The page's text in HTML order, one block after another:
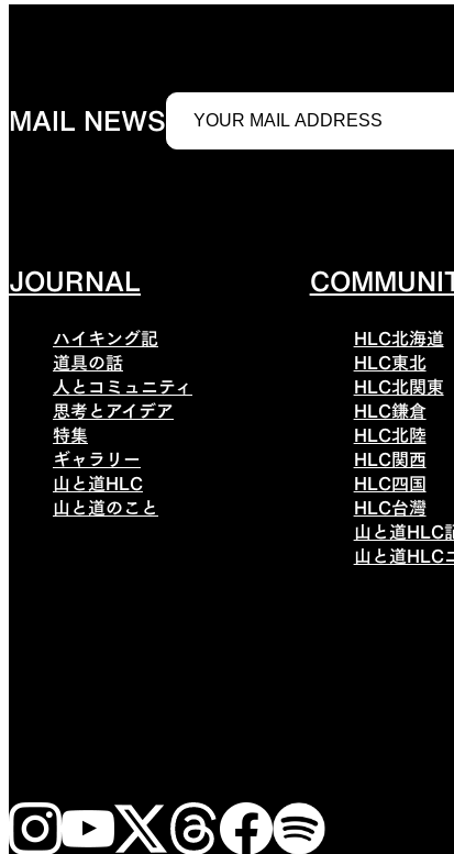
MAIL NEWS
JOURNAL
ハイキング記
道具の話
人とコミュニティ
思考とアイデア
特集
ギャラリー
山と道HLC
山と道のこと
HLC北海道
HLC東北
HLC北関東
HLC鎌倉
HLC北陸
HLC関西
HLC四国
HLC台灣
山と道HLC
山と道HLC